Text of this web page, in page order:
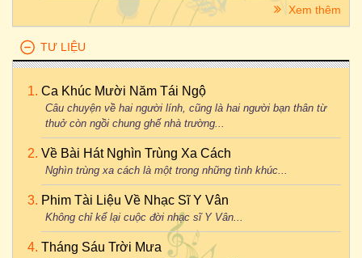
Xem thêm
TƯ LIỆU
Ca Khúc Mười Năm Tái Ngộ
Câu chuyện về hai người lính, cũng là hai người bạn thân từ
thuở còn ngồi chung ghế nhà trường...
Về Bài Hát Nghìn Trùng Xa Cách
Nghìn trùng xa cách là một trong những tình khúc...
Phim Tài Liệu Về Nhạc Sĩ Y Vân
Không chỉ kể lại cuộc đời nhạc sĩ Y Vân...
Tháng Sáu Trời Mưa